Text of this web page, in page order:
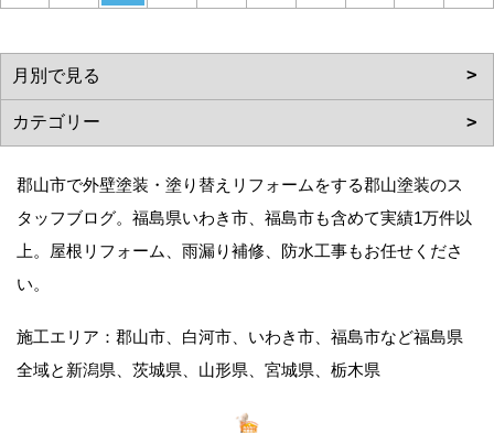
郡山市で外壁塗装・塗り替えリフォームをする郡山塗装のス
タッフブログ。福島県いわき市、福島市も含めて実績1万件以
上。屋根リフォーム、雨漏り補修、防水工事もお任せくださ
い。
施工エリア：郡山市、白河市、いわき市、福島市など福島県
全域と新潟県、茨城県、山形県、宮城県、栃木県